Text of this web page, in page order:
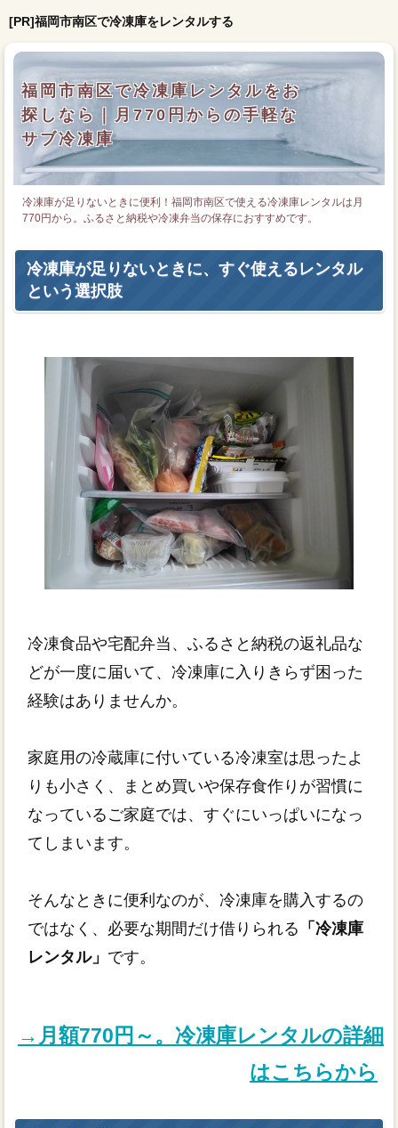
[PR]福岡市南区で冷凍庫をレンタルする
福岡市南区で冷凍庫レンタルをお
探しなら｜月770円からの手軽な
サブ冷凍庫
冷凍庫が足りないときに便利！福岡市南区で使える冷凍庫レンタルは月
770円から。ふるさと納税や冷凍弁当の保存におすすめです。
冷凍庫が足りないときに、すぐ使えるレンタル
という選択肢
冷凍食品や宅配弁当、ふるさと納税の返礼品な
どが一度に届いて、冷凍庫に入りきらず困った
経験はありませんか。
家庭用の冷蔵庫に付いている冷凍室は思ったよ
りも小さく、まとめ買いや保存食作りが習慣に
なっているご家庭では、すぐにいっぱいになっ
てしまいます。
そんなときに便利なのが、冷凍庫を購入するの
ではなく、必要な期間だけ借りられる 「冷凍庫
レンタル」 です。
→月額770円～。冷凍庫レンタルの詳細
はこちらから